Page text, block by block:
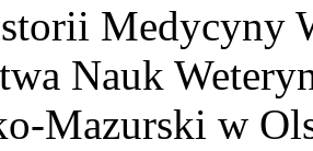
Medycyny
Nauk
Mazurski w